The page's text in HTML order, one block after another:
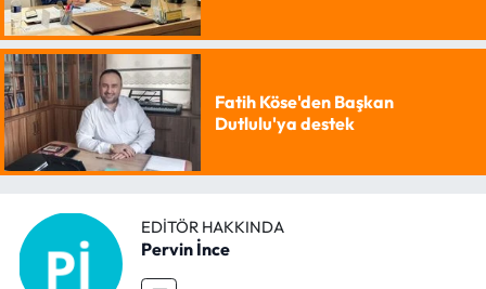
Fatih Köse'den Başkan
Dutlulu'ya destek
EDITÖR HAKKINDA
Pervin İnce